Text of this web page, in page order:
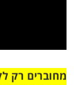
window.
כשלו או